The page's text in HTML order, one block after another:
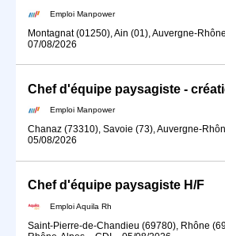
Emploi Manpower
Montagnat (01250), Ain (01), Auvergne-
07/08/2026
Emploi Manpower
Chanaz (73310), Savoie (73), Auvergne-
05/08/2026
Chef d'équipe paysagiste H/F
Emploi Aquila Rh
Saint-Pierre-de-Chandieu (69780), Rhône